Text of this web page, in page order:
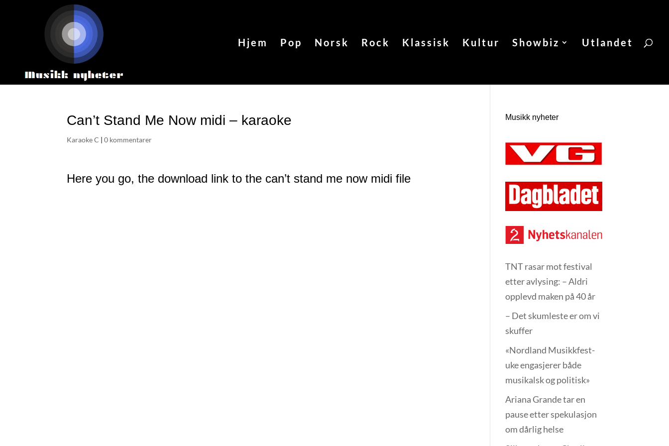
Hjem Pop Norsk Rock Klassisk Kultur Showbiz Utlandet
Can’t Stand Me Now midi – karaoke
Karaoke C |0 kommentarer
Here you go, the download link to the can’t stand me now midi file
Musikk nyheter
TNT rasar mot festival
etter avlysing: – Aldri
opplevd maken på 40 år
– Det skumleste er om vi
skuffer
«Nordland Musikkfest­
uke engasjerer både
musikalsk og politisk»
Ariana Grande tar en
pause etter spekulasjon
om dårlig helse